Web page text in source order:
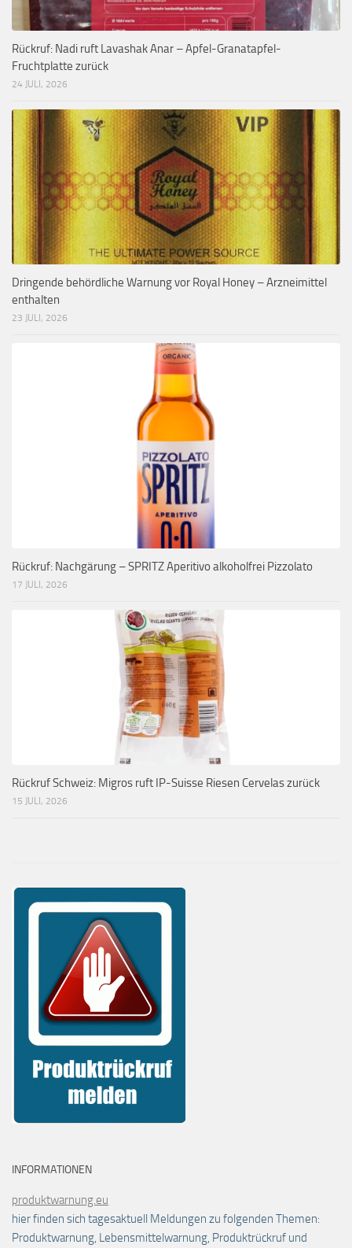
Rückruf: Nadi ruft Lavashak Anar – Apfel-Granatapfel-
Fruchtplatte zurück
24 JULI, 2026
Dringende behördliche Warnung vor Royal Honey – Arzneimittel
enthalten
23 JULI, 2026
Rückruf: Nachgärung – SPRITZ Aperitivo alkoholfrei Pizzolato
17 JULI, 2026
Rückruf Schweiz: Migros ruft IP-Suisse Riesen Cervelas zurück
15 JULI, 2026
INFORMATIONEN
produktwarnung.eu
hier finden sich tagesaktuell Meldungen zu folgenden Themen:
Produktwarnung, Lebensmittelwarnung, Produktrückruf und